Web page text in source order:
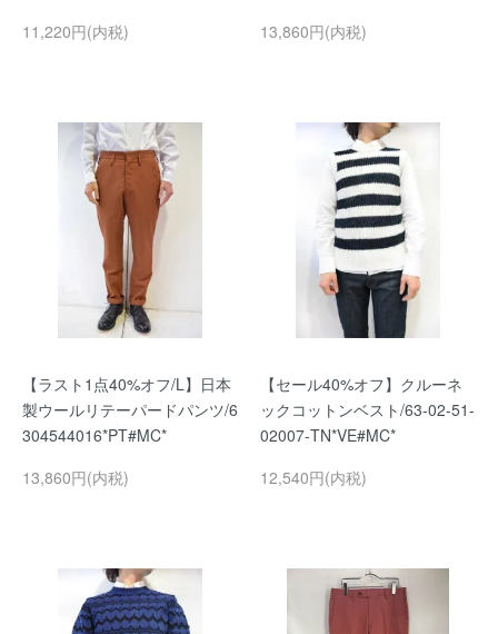
11,220円(内税) 13,860円(内税)
【ラスト1点40%オフ/L】日本
製ウールリテーパードパンツ/6
304544016*PT#MC*
13,860円(内税)
【セール40%オフ】クルーネ
ックコットンベスト/63-02-51-
02007-TN*VE#MC*
12,540円(内税)